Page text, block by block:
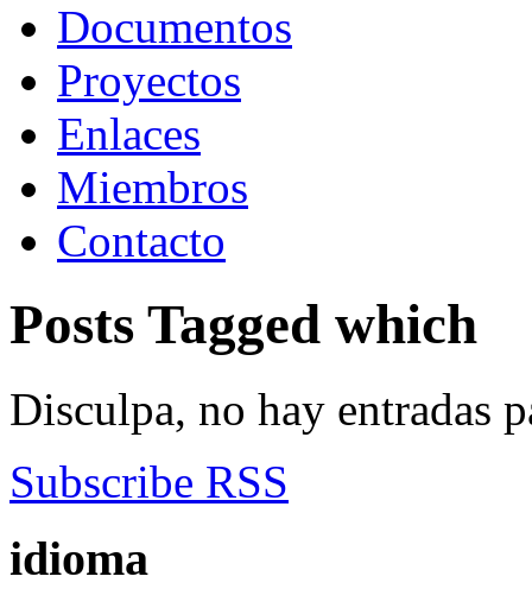
Documentos
Proyectos
Enlaces
Miembros
Contacto
Posts Tagged which
Disculpa, no hay entradas
Subscribe RSS
idioma